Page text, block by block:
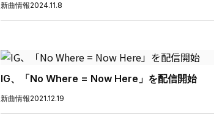
新曲情報2024.11.8
IG、「No Where = Now Here」を配信開始
新曲情報2021.12.19